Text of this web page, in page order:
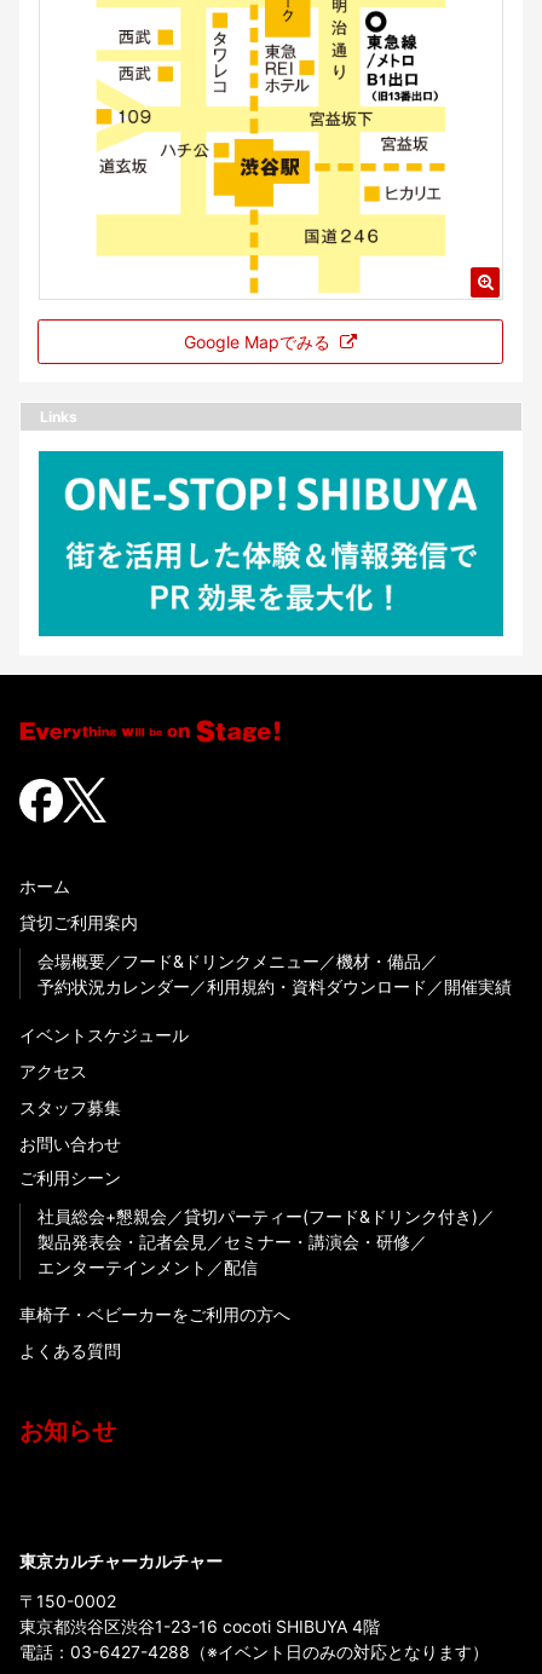
Google Mapでみる
Links
ホーム
貸切ご利用案内
会場概要
フード&ドリンクメニュー
機材・備品
予約状況カレンダー
利用規約・資料ダウンロード 開催実績
イベントスケジュール
アクセス
スタッフ募集
お問い合わせ
ご利用シーン
社員総会+懇親会
貸切パーティー(フード&ドリンク付き)
製品発表会・記者会見
セミナー・講演会・研修
エンターテインメント
配信
車椅子・ベビーカーをご利用の方へ
よくある質問
お知らせ
東京カルチャーカルチャー
〒150-0002
東京都渋谷区渋谷1-23-16 cocoti SHIBUYA 4階
電話： 03-6427-4288 （※イベント日のみの対応となります）